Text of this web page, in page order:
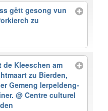
gëtt gesong vun
zu
de Kleeschen am
zu Bierden,
Gemeng Ierpeldeng-
@ Centre culturel